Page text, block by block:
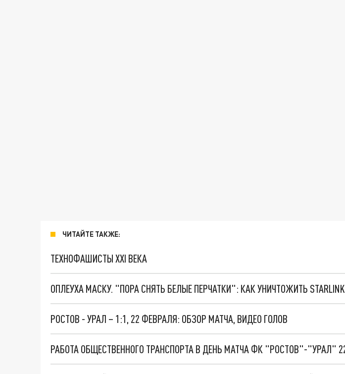
ЧИТАЙТЕ ТАКЖЕ:
ТЕХНОФАШИСТЫ XXI ВЕКА
ОПЛЕУХА МАСКУ. "ПОРА СНЯТЬ БЕЛЫЕ ПЕРЧАТКИ": КАК УНИЧТОЖИТЬ STARLINK
РОСТОВ - УРАЛ – 1:1, 22 ФЕВРАЛЯ: ОБЗОР МАТЧА, ВИДЕО ГОЛОВ